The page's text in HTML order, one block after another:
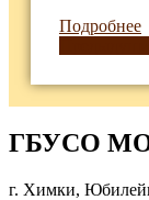
Подробнее
по
ГБУСО МО
г. Химки,